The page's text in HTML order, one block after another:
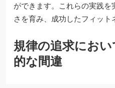
ができます。これらの実践
さを育み、成功したフィット
規律の追求にお
的な間違